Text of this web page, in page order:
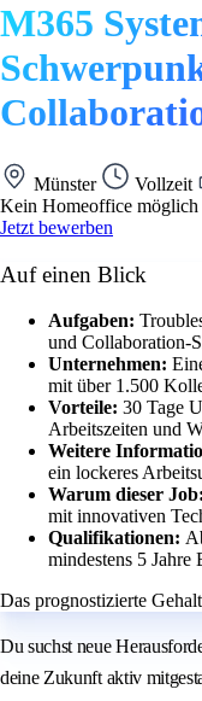
M365
Münster Vollzeit
Kein Homeoffice möglich
Jetzt bewerben
Auf einen Blick
Aufgaben:
und Collaboration-
Unternehmen:
mit über 1.500
Vorteile: 30 Tage
Arbeitszeiten und
Weitere
ein lockeres
Warum dieser Job:
mit innovativen
Qualifikationen:
mindestens 5 Jahre
Das prognostizierte
Du suchst neue
deine Zukunft aktiv